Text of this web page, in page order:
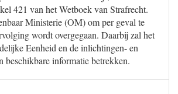
421 van het Wetboek van Strafrecht.
Ministerie (OM) om per geval te
wordt overgegaan. Daarbij zal het
Eenheid en de inlichtingen- en
beschikbare informatie betrekken.